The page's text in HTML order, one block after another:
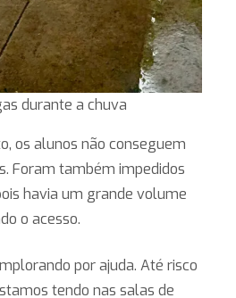
durante a chuva
os alunos não conseguem
Foram também impedidos
havia um grande volume
o acesso.
por ajuda. Até risco
tendo nas salas de